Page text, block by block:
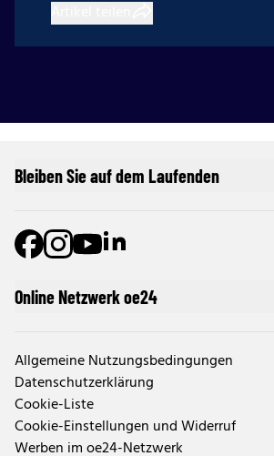
Online Netzwerk oe24
Allgemeine Nutzungsbedingungen
Datenschutzerklärung
Cookie-Liste
Cookie-Einstellungen und Widerruf
Werben im oe24-Netzwerk
Bleiben Sie auf dem Laufenden